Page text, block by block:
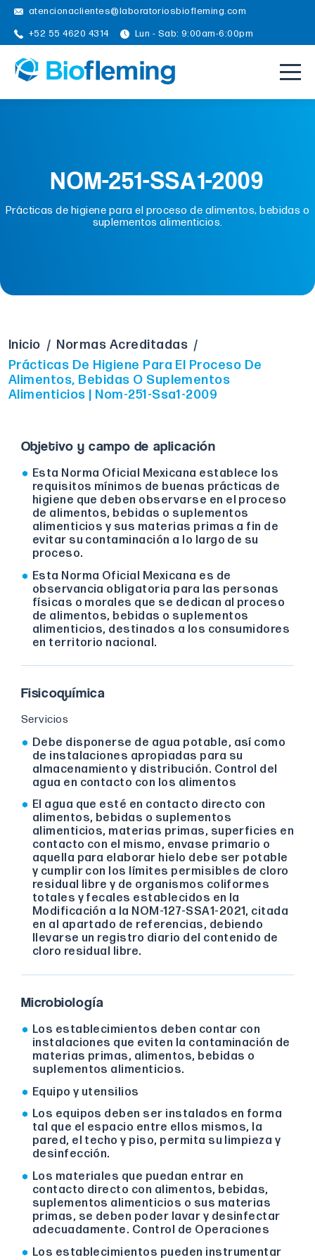
atencionaclientes@laboratoriosbiofleming.com
+52 55 4620 4314
Lun - Sab: 9:00am-6:00pm
NOM-251-SSA1-2009
Prácticas de higiene para el proceso de alimentos, bebidas o
suplementos alimenticios.
Inicio / Normas Acreditadas /
Prácticas De Higiene Para El Proceso De
Alimentos, Bebidas O Suplementos
Alimenticios | Nom-251-Ssa1-2009
Objetivo y campo de aplicación
Esta Norma Oficial Mexicana establece los
requisitos mínimos de buenas prácticas de
higiene que deben observarse en el proceso
de alimentos, bebidas o suplementos
alimenticios y sus materias primas a fin de
evitar su contaminación a lo largo de su
proceso.
Esta Norma Oficial Mexicana es de
observancia obligatoria para las personas
físicas o morales que se dedican al proceso
de alimentos, bebidas o suplementos
alimenticios, destinados a los consumidores
en territorio nacional.
Fisicoquímica
Servicios
Debe disponerse de agua potable, así como
de instalaciones apropiadas para su
almacenamiento y distribución. Control del
agua en contacto con los alimentos
El agua que esté en contacto directo con
alimentos, bebidas o suplementos
alimenticios, materias primas, superficies en
contacto con el mismo, envase primario o
aquella para elaborar hielo debe ser potable
y cumplir con los límites permisibles de cloro
residual libre y de organismos coliformes
totales y fecales establecidos en la
Modificación a la NOM-127-SSA1-2021, citada
en al apartado de referencias, debiendo
llevarse un registro diario del contenido de
cloro residual libre.
Microbiología
Los establecimientos deben contar con
instalaciones que eviten la contaminación de
materias primas, alimentos, bebidas o
suplementos alimenticios.
Equipo y utensilios
Los equipos deben ser instalados en forma
tal que el espacio entre ellos mismos, la
pared, el techo y piso, permita su limpieza y
desinfección.
Los materiales que puedan entrar en
contacto directo con alimentos, bebidas,
suplementos alimenticios o sus materias
primas, se deben poder lavar y desinfectar
adecuadamente. Control de Operaciones
Los establecimientos pueden instrumentar